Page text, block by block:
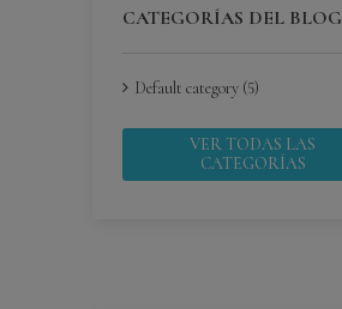
CATEGORÍAS DEL BLOG
Default category (5)
VER TODAS LAS
CATEGORÍAS